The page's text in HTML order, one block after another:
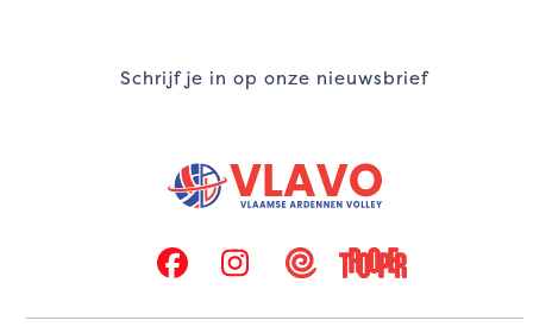
Schrijf je in op onze nieuwsbrief
Facebook
Instagram
TwizzitTrooper